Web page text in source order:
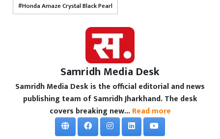
Honda Amaze Crystal Black Pearl
Samridh Media Desk
Samridh Media Desk is the official editorial and news
publishing team of Samridh Jharkhand. The desk
covers breaking new... Read more